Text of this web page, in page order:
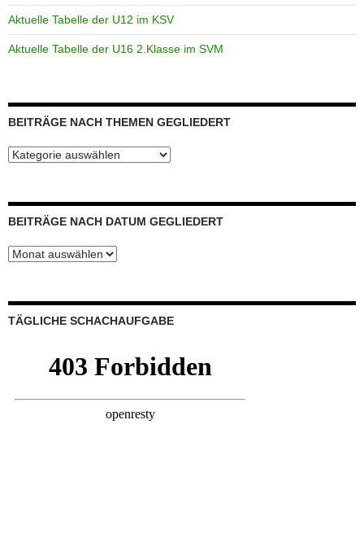
Aktuelle Tabelle der U12 im KSV
Aktuelle Tabelle der U16 2.Klasse im SVM
BEITRÄGE NACH THEMEN GEGLIEDERT
Beiträge
BEITRÄGE NACH DATUM GEGLIEDERT
Beiträge
TÄGLICHE SCHACHAUFGABE